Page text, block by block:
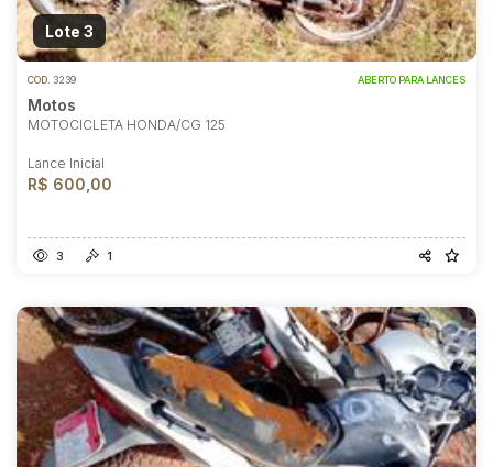
Lote 3
COD. 3239 ABERTO PARA LANCES
Motos
MOTOCICLETA HONDA/CG 125
Lance Inicial
R$ 600,00
3 1